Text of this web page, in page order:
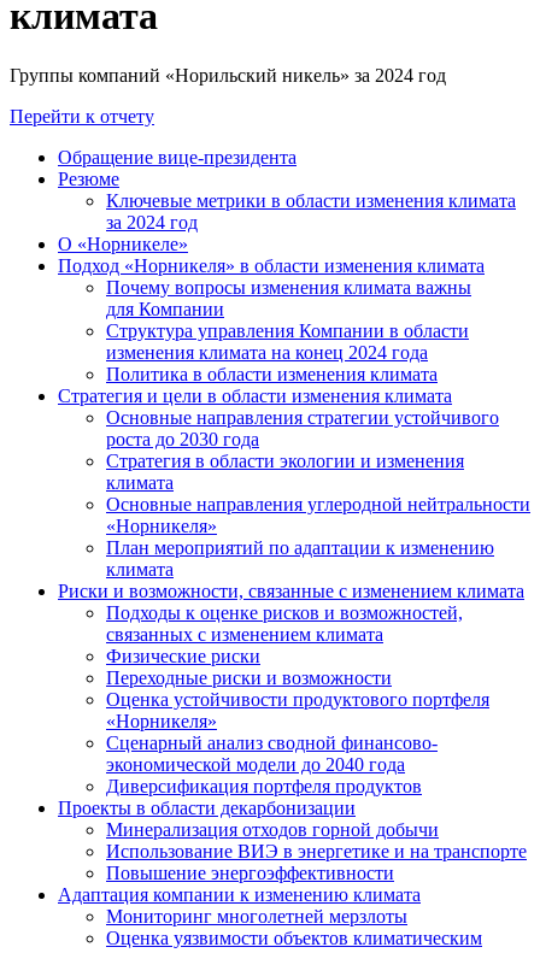
климата
Группы компаний «Норильский никель» за 2024 год
Перейти к отчету
Обращение вице-президента
Резюме
Ключевые метрики в области изменения климата
за 2024 год
О «Норникеле»
Подход «Норникеля» в области изменения климата
Почему вопросы изменения климата важны
для Компании
Структура управления Компании в области
изменения климата на конец 2024 года
Политика в области изменения климата
Стратегия и цели в области изменения климата
Основные направления стратегии устойчивого
роста до 2030 года
Стратегия в области экологии и изменения
климата
Основные направления углеродной нейтральности
«Норникеля»
План мероприятий по адаптации к изменению
климата
Риски и возможности, связанные с изменением климата
Подходы к оценке рисков и возможностей,
связанных с изменением климата
Физические риски
Переходные риски и возможности
Оценка устойчивости продуктового портфеля
«Норникеля»
Сценарный анализ сводной финансово-
экономической модели до 2040 года
Диверсификация портфеля продуктов
Проекты в области декарбонизации
Минерализация отходов горной добычи
Использование ВИЭ в энергетике и на транспорте
Повышение энергоэффективности
Адаптация компании к изменению климата
Мониторинг многолетней мерзлоты
Оценка уязвимости объектов климатическим